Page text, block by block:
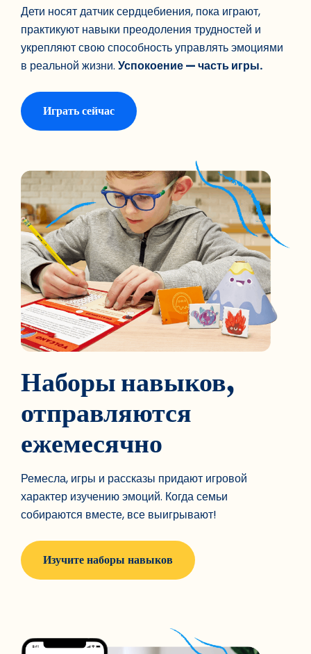
Дети носят датчик сердцебиения, пока играют,
практикуют навыки преодоления трудностей и
укрепляют свою способность управлять эмоциями
в реальной жизни. Успокоение — часть игры.
Играть сейчас
Наборы навыков,
отправляются
ежемесячно
Ремесла, игры и рассказы придают игровой
характер изучению эмоций. Когда семьи
собираются вместе, все выигрывают!
Изучите наборы навыков